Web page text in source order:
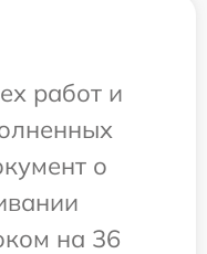
работ и
о
на 36